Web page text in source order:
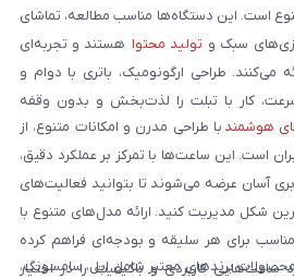
است. این دستگاه‌ها مناسب مطالعه، تماشای
سبک و تولید محتوا هستند و تجربه‌ای
می‌کنند. طراحی ارگونومیک، باتری با دوام و
کار با تبلت را لذت‌بخش و بدون وقفه
هوشمند با طراحی مدرن و امکانات متنوع، از
است. این ساعت‌ها با تمرکز بر عملکرد دقیق،
آسان عرضه می‌شوند تا بتوانید فعالیت‌های
شکل مدیریت کنید. ارائه مدل‌های متنوع با
برای هر سلیقه و بودجه‌ای فراهم کرده
کاربردی و باکیفیت را در اختیار
برندهای معتبر شامل اپل، سامسونگ،